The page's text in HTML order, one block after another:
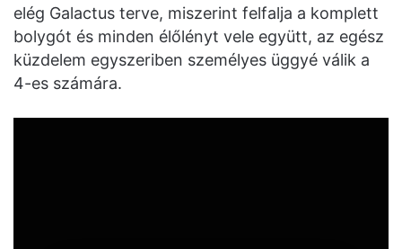
elég Galactus terve, miszerint felfalja a komplett
bolygót és minden élőlényt vele együtt, az egész
küzdelem egyszeriben személyes üggyé válik a
4-es számára.